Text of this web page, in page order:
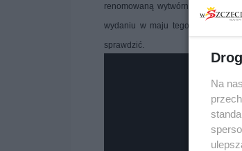
renomowaną wytwórnią K7. Ich
wydaniu w maju tego roku płyty
sprawdzić.
Na